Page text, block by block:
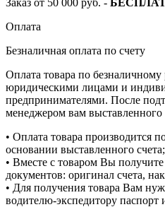
Оплата
Безналичная оплата по счету
Оплата товара по
юридическими лицами и
предпринимателями. После
менеджером вам выставленного
• Оплата товара производится
основании выставленного счета;
• Вместе с товаром Вы
документов: оригинал счета,
• Для получения товара Вам
водителю-экспедитору паспорт